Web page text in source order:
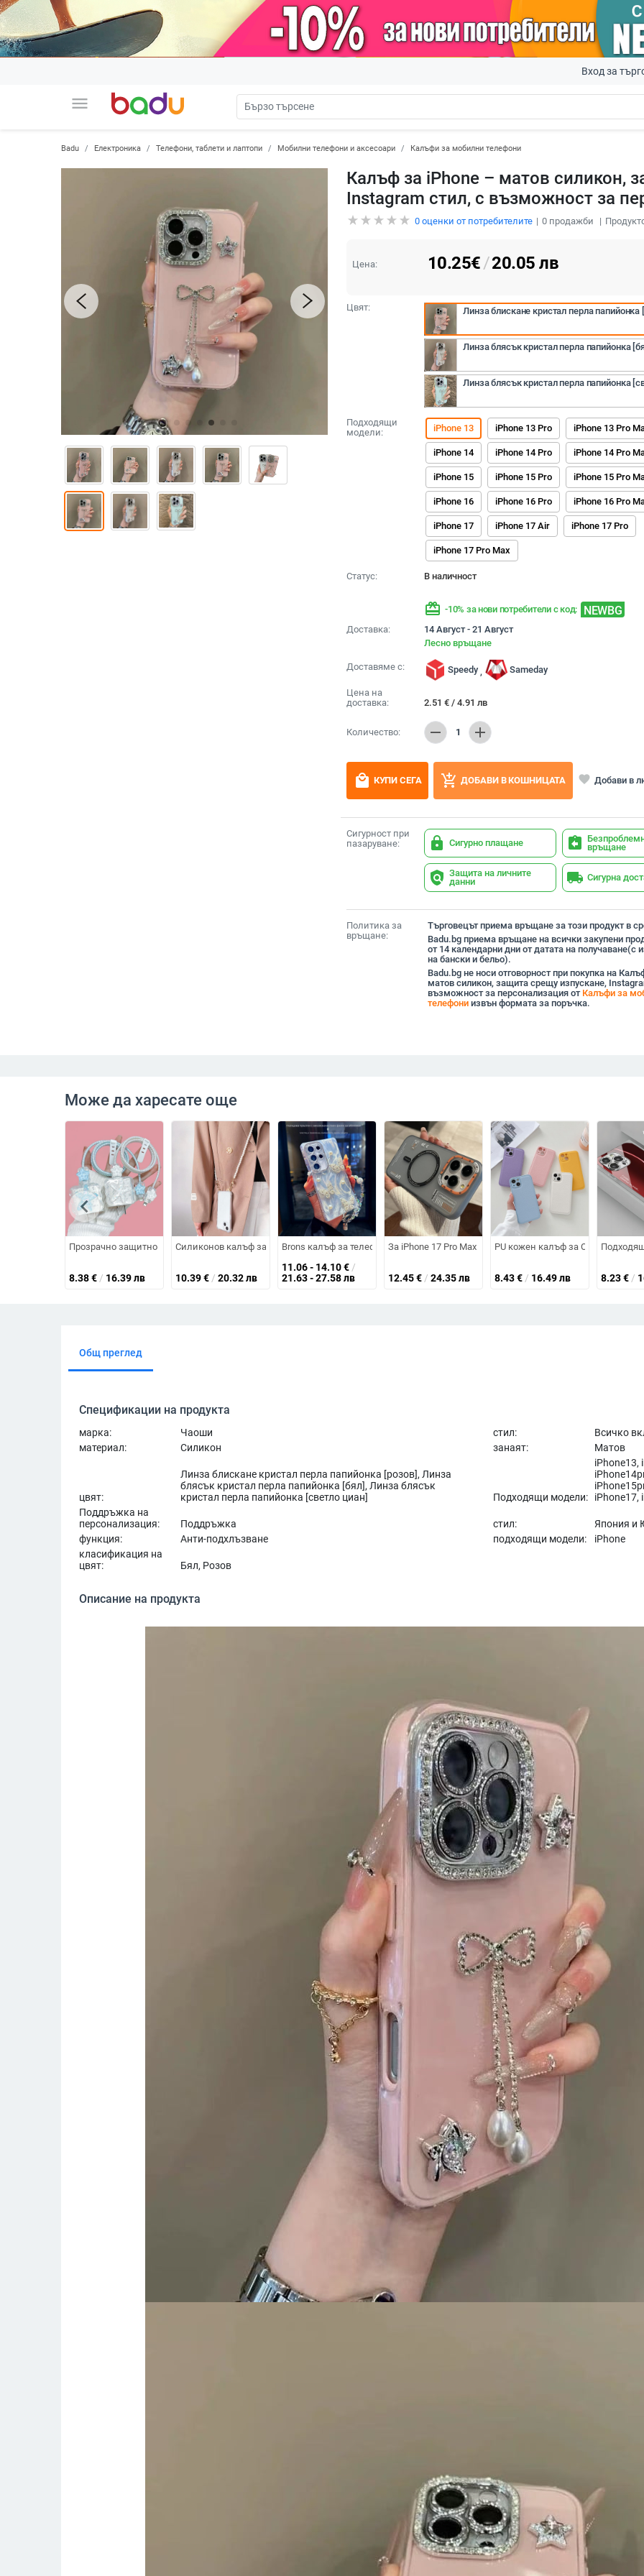
menu
Вход за
Badu Електроника Телефони, таблети и лаптопи Мобилни телефони и аксесоари Калъфи за мобилни телефони
Калъф за iPhone – матов силикон,
Instagram стил, с възможност за
0оценки от потребителите 0продажби
Цена: 10.25€/20.05 лв
Цвят: Линза блискане кристал перла папийонка
Линза блясък кристал перла папийонка
Линза блясък кристал перла папийонка
Подходящи
модели:
iPhone 13 iPhone 13 Pro iPhone 13 Pro
iPhone 14 iPhone 14 Pro iPhone 14 Pro
iPhone 15 iPhone 15 Pro iPhone 15 Pro
iPhone 16 iPhone 16 Pro iPhone 16 Pro
iPhone 17 iPhone 17 Air iPhone 17 Pro
iPhone 17 Pro Max
Статус: В наличност
redeem -10% за нови потребители с код: NEWBG
Доставка:
14 Август - 21 Август
Лесно връщане
Доставяме с: Speedy , Sameday
Цена на
доставка:
2.51 € / 4.91 лв
Количество: remove 1 add
local_mall КУПИ СЕГА add_shopping_cart ДОБАВИ В КОШНИЦАТА favorite Добави в
Сигурност при
пазаруване:
lock Сигурно плащане assignment_return връщане
policy Защита на личните
данни
local_shipping Сигурна
Политика за
връщане:
Търговецът приема връщане за този продукт в
Badu.bg приема връщане на всички закупени
от 14 календарни дни от датата на получаване(с
на бански и бельо).
Badu.bg не носи отговорност при покупка на
матов силикон, защита срещу изпускане,
възможност за персонализация от Калъфи за
телефониизвън формата за поръчка.
Може да харесате още
Прозрачно защитно покритие за зарядното на Apple и кабела за iPhone 15, 20/18W
8.38€ / 16.39 лв
Силиконов калъф за iPhone 14/15/16 Pro Max с презрамка за врата и перлена кръстосана презрамка,
10.39€ / 20.32 лв
Brons калъф за телефон за Samsung — пълен обхват, стилен и креативен дизайн,
11.06 - 14.10€ /
21.63 - 27.58 лв
За iPhone 17 Pro Max — магнитен матов калъф с текстура
12.45€ / 24.35 лв
PU кожен калъф за OPPO K9
8.43€ / 16.49 лв 8.23€ /
chevron_left
Общ преглед
Спецификации на продукта
марка: Чаоши стил:
Всичко
материал:
Силикон занаят: Матов
цвят:
Линза блискане кристал перла папийонка [розов], Линза
блясък кристал перла папийонка [бял], Линза блясък
кристал перла папийонка [светло циан]
Подходящи модели:
iPhone13,
iPhone17,
Поддръжка на
персонализация:
Поддръжка стил:
Япония и
функция:
Анти-подхлъзване подходящи модели:
iPhone
класификация на
цвят:
Бял, Розов
Описание на продукта